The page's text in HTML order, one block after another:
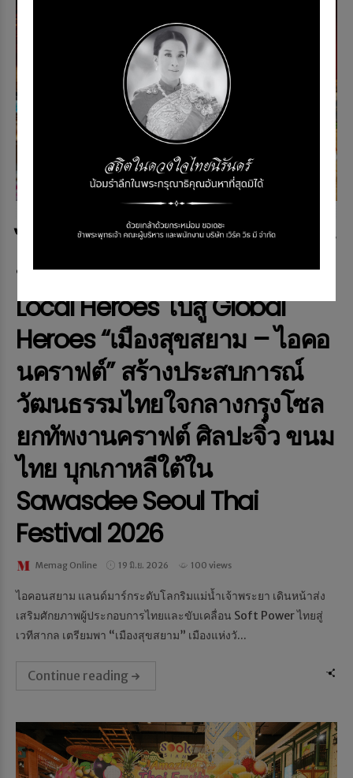
ไอคอนสยาม หนุนผู้ประกอบการ
ท้องถิ่นไทยสู่เวทีโลก นำพา
Local Heroes ไปสู่ Global
Heroes “เมืองสุขสยาม – ไอคอ
นคราฟต์” สร้างประสบการณ์
วัฒนธรรมไทยใจกลางกรุงโซล
ยกทัพงานคราฟต์ ศิลปะจิ๋ว ขนม
ไทย บุกเกาหลีใต้ใน
Sawasdee Seoul Thai
Festival 2026
Memag Online 19 มิ.ย. 2026 100 views
ไอคอนสยาม แลนด์มาร์กระดับโลกริมแม่น้ำเจ้าพระยา เดินหน้าส่ง
เสริมศักยภาพผู้ประกอบการไทยและขับเคลื่อน Soft Power ไทยสู่
เวทีสากล เตรียมพา “เมืองสุขสยาม” เมืองแห่งวั...
Continue reading